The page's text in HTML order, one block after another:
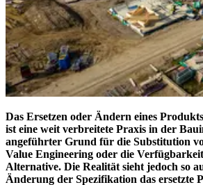
Das Ersetzen oder Ändern eines
ist eine weit verbreitete Praxis in der
angeführter Grund für die Substitution
Value Engineering oder die
Alternative. Die Realität sieht jedoch so
Änderung der Spezifikation das ersetzte